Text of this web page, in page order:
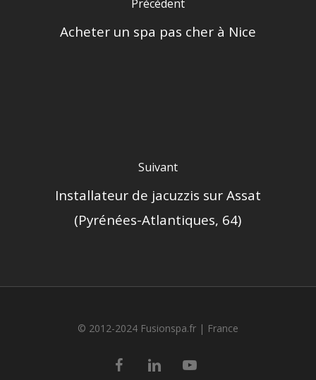
Précédent
Acheter un spa pas cher à Nice
Suivant
Installateur de jacuzzis sur Assat
(Pyrénées-Atlantiques, 64)
© 2012-2024 Fusionspa.fr | France
facebooklinkedin youtube